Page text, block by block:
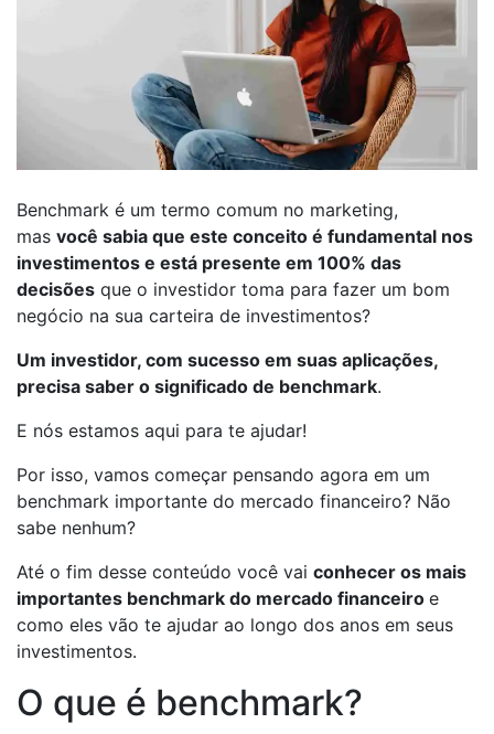
Benchmark é um termo comum no marketing,
mas você sabia que este conceito é fundamental nos
investimentos e está presente em 100% das
decisões que o investidor toma para fazer um bom
negócio na sua carteira de investimentos?
Um investidor, com sucesso em suas aplicações,
precisa saber o significado de benchmark.
E nós estamos aqui para te ajudar!
Por isso, vamos começar pensando agora em um
benchmark importante do mercado financeiro? Não
sabe nenhum?
Até o fim desse conteúdo você vai conhecer os mais
importantes benchmark do mercado financeiro e
como eles vão te ajudar ao longo dos anos em seus
investimentos.
O que é benchmark?